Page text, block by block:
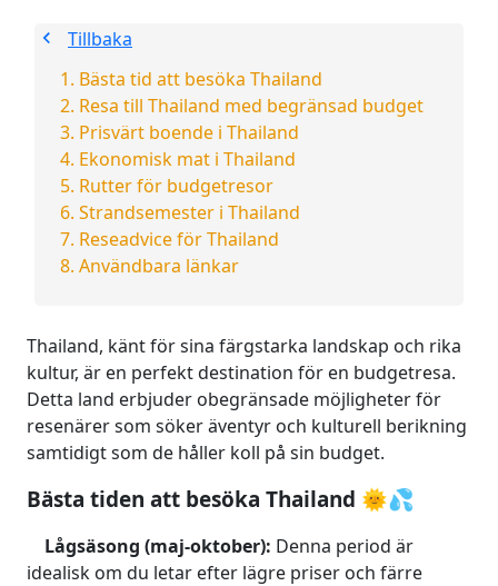
Tillbaka
Bästa tid att besöka Thailand
Resa till Thailand med begränsad budget
Prisvärt boende i Thailand
Ekonomisk mat i Thailand
Rutter för budgetresor
Strandsemester i Thailand
Reseadvice för Thailand
Användbara länkar
Thailand, känt för sina färgstarka landskap och rika
kultur, är en perfekt destination för en budgetresa.
Detta land erbjuder obegränsade möjligheter för
resenärer som söker äventyr och kulturell berikning
samtidigt som de håller koll på sin budget.
Bästa tiden att besöka Thailand 🌞💦
Lågsäsong (maj-oktober): Denna period är
idealisk om du letar efter lägre priser och färre